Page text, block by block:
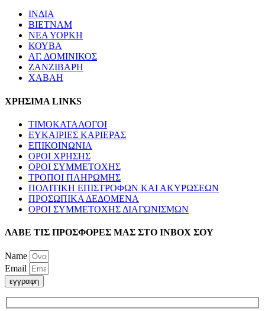
ΙΝΔΙΑ
ΒΙΕΤΝΑΜ
ΝΕΑ ΥΟΡΚΗ
ΚΟΥΒΑ
ΑΓ. ΔΟΜΙΝΙΚΟΣ
ΖΑΝΖΙΒΑΡΗ
ΧΑΒΑΗ
ΧΡΗΣΙΜΑ LINKS
ΤΙΜΟΚΑΤΑΛΟΓΟΙ
ΕΥΚΑΙΡΙΕΣ ΚΑΡΙΕΡΑΣ
ΕΠΙΚΟΙΝΩΝΙΑ
ΟΡΟΙ ΧΡΗΣΗΣ
ΟΡΟΙ ΣΥΜΜΕΤΟΧΗΣ
ΤΡΟΠΟΙ ΠΛΗΡΩΜΗΣ
ΠΟΛΙΤΙΚΗ ΕΠΙΣΤΡΟΦΩΝ ΚΑΙ ΑΚΥΡΩΣΕΩΝ
ΠΡΟΣΩΠΙΚΑ ΔΕΔΟΜΕΝΑ
ΟΡΟΙ ΣΥΜΜΕΤΟΧΗΣ ΔΙΑΓΩΝΙΣΜΩΝ
ΛΑΒΕ ΤΙΣ ΠΡΟΣΦΟΡΕΣ ΜΑΣ ΣΤΟ ΙΝΒΟΧ ΣΟΥ
Name
Email
εγγραφη